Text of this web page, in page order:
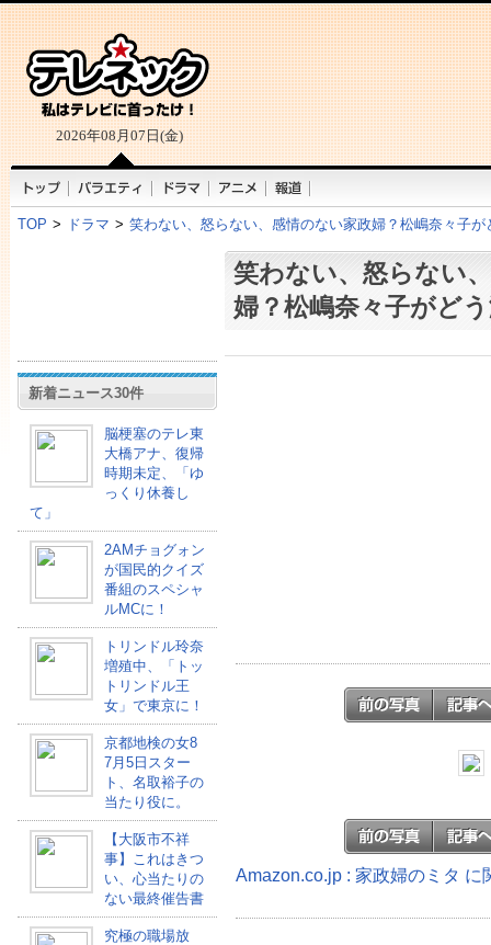
2026年08月07日(金)
TOP > ドラマ > 笑わない、怒らない、感情のない家政婦？松嶋奈々子が
新着ニュース30件
脳梗塞のテレ東
大橋アナ、復帰
時期未定、「ゆ
っくり休養し
て」
2AMチョグォン
が国民的クイズ
番組のスペシャ
ルMCに！
トリンドル玲奈
増殖中、「トッ
トリンドル王
女」で東京に！
京都地検の女8
7月5日スター
ト、名取裕子の
当たり役に。
【大阪市不祥
事】これはきつ
い、心当たりの
ない最終催告書
究極の職場放
笑わない、怒らない
婦？松嶋奈々子がど
Amazon.co.jp : 家政婦のミタ に